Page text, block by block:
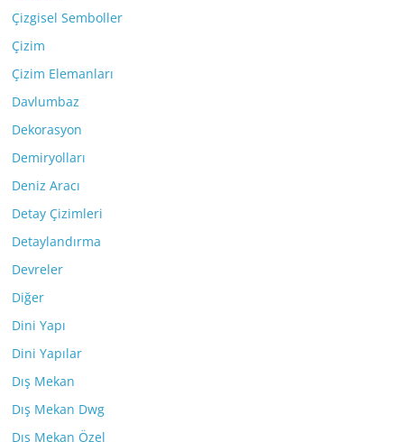
Çizgisel Semboller
Çizim
Çizim Elemanları
Davlumbaz
Dekorasyon
Demiryolları
Deniz Aracı
Detay Çizimleri
Detaylandırma
Devreler
Diğer
Dini Yapı
Dini Yapılar
Dış Mekan
Dış Mekan Dwg
Dış Mekan Özel